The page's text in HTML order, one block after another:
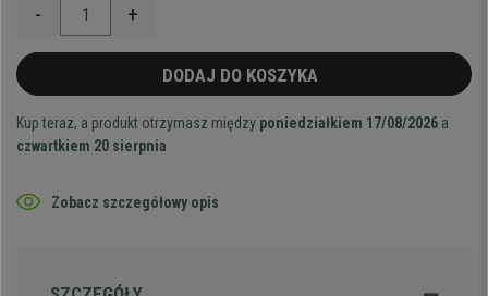
- +
DODAJ DO KOSZYKA
Kup teraz, a produkt otrzymasz między poniedziałkiem 17/08/2026 a
czwartkiem 20 sierpnia
Zobacz szczegółowy opis